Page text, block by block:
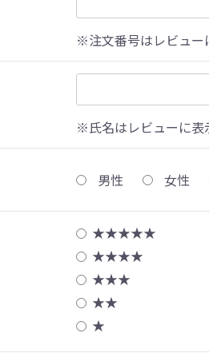
※注文番号はレビュー
※氏名はレビューに表
男性 女性
★★★★★
★★★★
★★★
★★
★